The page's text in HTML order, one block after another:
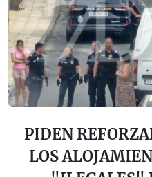
PIDEN
LOS